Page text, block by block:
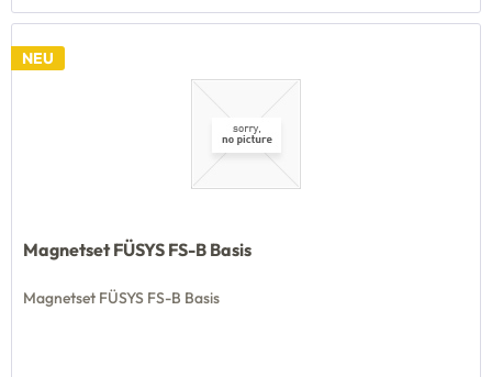
NEU
Magnetset FÜSYS FS-B Basis
Magnetset FÜSYS FS-B Basis